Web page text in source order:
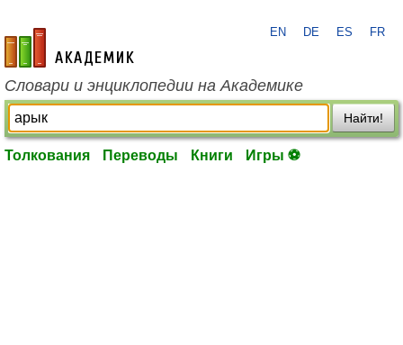
academic.ru
EN DE ES FR
Словари и энциклопедии на Академике
Найти!
Толкования Переводы Книги Игры ⚽